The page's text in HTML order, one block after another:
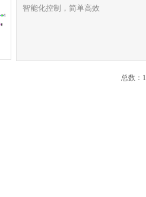
智能化控制，简单高效
总数：1